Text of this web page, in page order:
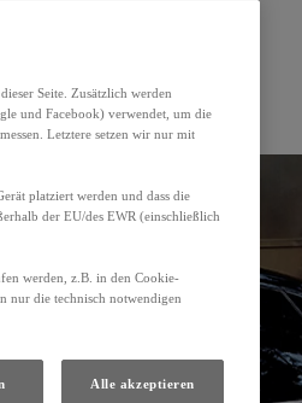
Seite. Zusätzlich werden
und Facebook) verwendet, um die
Letztere setzen wir nur mit
platziert werden und dass die
der EU/des EWR (einschließlich
werden, z.B. in den Cookie-
nur die technisch notwendigen
Alle akzeptieren